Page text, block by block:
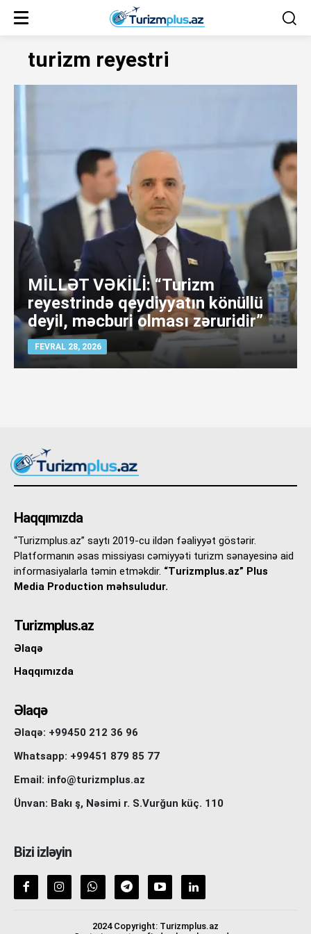
turizm reyestri
MİLLƏT VƏKİLİ: “Turizm
reyestrində qeydiyyatın könüllü
deyil, məcburi olması zəruridir”
FEVRAL 28, 2026
Haqqımızda
“Turizmplus.az” saytı 2019-cu ildən fəaliyyət göstərir.
Platformanın əsas missiyası cəmiyyəti turizm sənayesinə aid
informasiyalarla təmin etməkdir. “Turizmplus.az” Plus
Media Production məhsuludur.
Turizmplus.az
Əlaqə
Haqqımızda
Əlaqə
Əlaqə: +99450 212 36 96
Whatsapp: +99451 879 85 77
Email: info@turizmplus.az
Ünvan: Bakı ş, Nəsimi r. S.Vurğun küç. 110
Bizi izləyin
2024 Copyright: Turizmplus.az